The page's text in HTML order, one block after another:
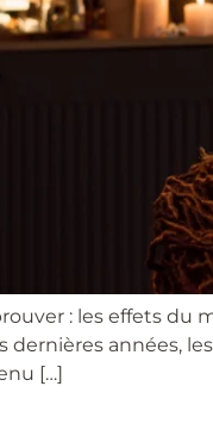
: les effets du
années,
[…]